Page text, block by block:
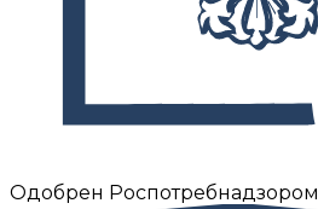
Одобрен Роспотребнадзором